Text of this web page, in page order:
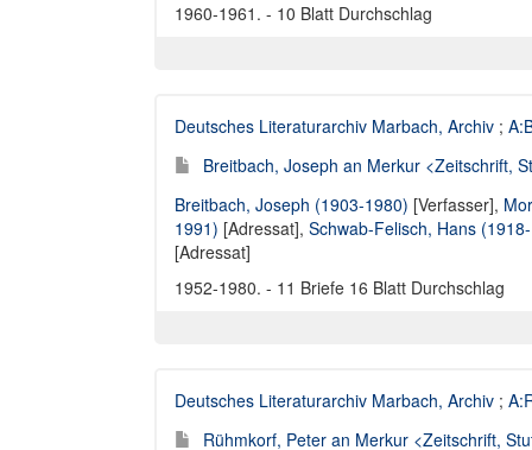
1960-1961. - 10 Blatt Durchschlag
Deutsches Literaturarchiv Marbach, Archiv ;
Breitbach, Joseph an Merkur <Zeitschrift,
Breitbach, Joseph (1903-1980) [Verfasser],
1991) [Adressat], Schwab-Felisch, Hans
[Adressat]
1952-1980. - 11 Briefe 16 Blatt Durchschlag
Deutsches Literaturarchiv Marbach, Archiv ;
Rühmkorf, Peter an Merkur <Zeitschrift,